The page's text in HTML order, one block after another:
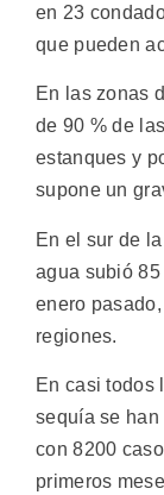
en 23
que pueden
En las zonas
de 90 % de
estanques y
supone un
En el sur de
agua subió
enero
regiones.
En casi todos
sequía se han
con 8200
primeros